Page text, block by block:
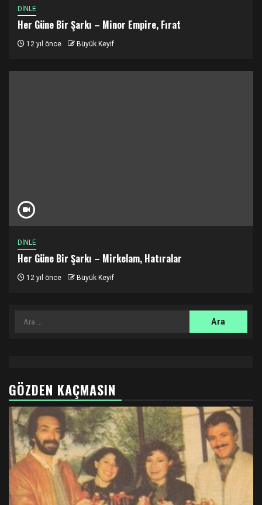
DİNLE
Her Güne Bir Şarkı – Minor Empire, Fırat
12 yıl önce Büyük Keyif
DİNLE
Her Güne Bir Şarkı – Mirkelam, Hatıralar
12 yıl önce Büyük Keyif
Arama:
GÖZDEN KAÇMASIN